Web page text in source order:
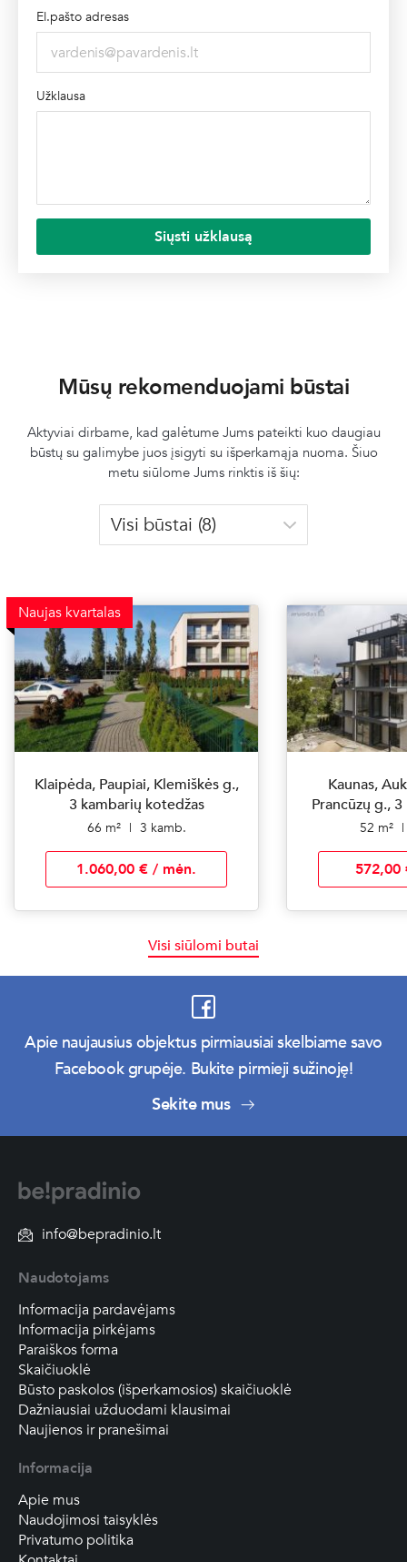
El.pašto adresas
Užklausa
Siųsti užklausą
Mūsų rekomenduojami būstai
Aktyviai dirbame, kad galėtume Jums pateikti kuo daugiau
būstų su galimybe juos įsigyti su išperkamąja nuoma. Šiuo
metu siūlome Jums rinktis iš šių:
Naujas kvartalas
Klaipėda, Paupiai, Klemiškės g.,
3 kambarių kotedžas
66 m² | 3 kamb.
1.060,00 € / mėn.
Kaunas,
Prancūzų g.,
52 m² |
572,00
Visi siūlomi butai
Apie naujausius objektus pirmiausiai skelbiame savo
Facebook grupėje. Bukite pirmieji sužinoję!
Sekite mus
info@bepradinio.lt
Naudotojams
Informacija pardavėjams
Informacija pirkėjams
Paraiškos forma
Skaičiuoklė
Būsto paskolos (išperkamosios) skaičiuoklė
Dažniausiai užduodami klausimai
Naujienos ir pranešimai
Informacija
Apie mus
Naudojimosi taisyklės
Privatumo politika